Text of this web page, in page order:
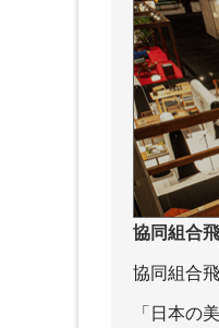
協同組合
協同組合
「日本の